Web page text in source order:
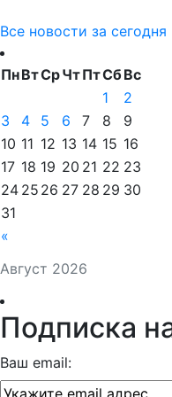
Все новости за сегодня
Август 2026
ПнВтСрЧтПтСбВс
«
1
2
3
4 5 6 7 8
9
10 11 12 13 14 15 16
17 18 19 20 21 22 23
24 25 26 27 28 29 30
31
Подписка
Ваш email: